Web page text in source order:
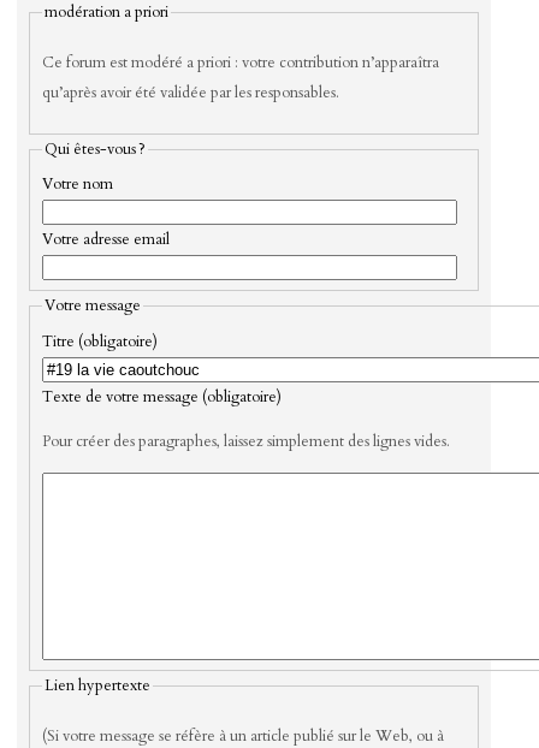
modération a priori
Ce forum est modéré a priori : votre contribution n’apparaîtra
qu’après avoir été validée par les responsables.
Qui êtes-vous ?
Votre nom
Votre adresse email
Votre message
Titre (obligatoire)
Texte de votre message (obligatoire)
Pour créer des paragraphes, laissez simplement des lignes vides.
Lien hypertexte
(Si votre message se réfère à un article publié sur le Web, ou à